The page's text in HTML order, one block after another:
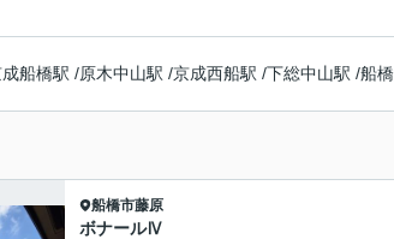
船橋駅 /原木中山駅 /京成西船駅 /下総中山駅 /船
船橋市藤原
ボナールⅣ